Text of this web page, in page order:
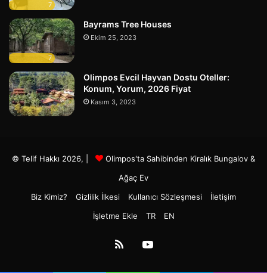
7
7
Bayrams Tree Houses
Ekim 25, 2023
Olimpos Evcil Hayvan Dostu Oteller:
Konum, Yorum, 2026 Fiyat
Kasım 3, 2023
© Telif Hakkı 2026, |
Olimpos'ta Sahibinden Kiralık Bungalov &
Ağaç Ev
Biz Kimiz?
Gizlilik İlkesi Kullanıcı Sözleşmesi
İletişim
İşletme Ekle
TR EN
RSS YouTube